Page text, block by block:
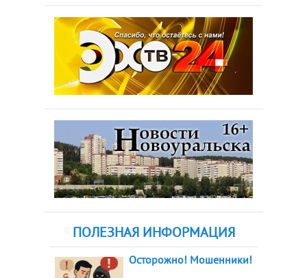
ПОЛЕЗНАЯ ИНФОРМАЦИЯ
Осторожно! Мошенники!